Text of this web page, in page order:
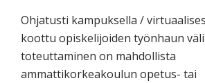
Ohjatusti kampuksella /
koottu opiskelijoiden työnhaun
toteuttaminen on mahdollista
ammattikorkeakoulun opetus- tai